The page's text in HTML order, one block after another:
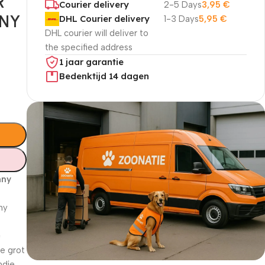
grot
Courier delivery
2-5 Days3,95€
DHL Courier delivery
DHL courier will deliver to
the specified address
1-3 Days5,95€
1 jaar garantie
Bedenktijd 14 dagen